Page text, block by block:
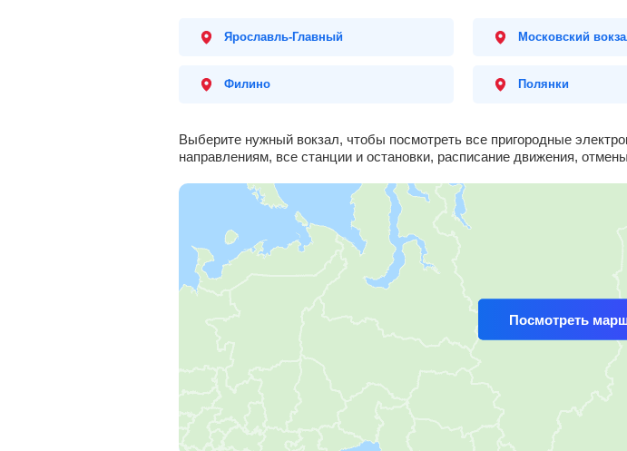
Ярославль-Главный Московский
Филино Полянки
Выберите нужный вокзал, чтобы посмотреть все пригородные
направлениям, все станции и остановки, расписание движения,
Посмотреть